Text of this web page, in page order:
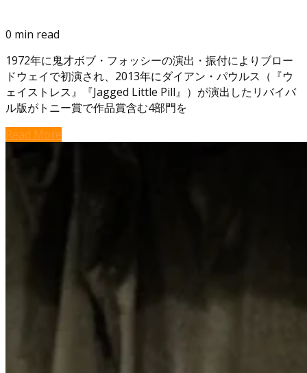
0 min read
1972年に鬼才ボブ・フォッシーの演出・振付によりブロー
ドウェイで初演され、2013年にダイアン・パウルス（『ウ
ェイストレス』『Jagged Little Pill』）が演出したリバイバ
ル版がトニー賞で作品賞含む4部門を
Read More